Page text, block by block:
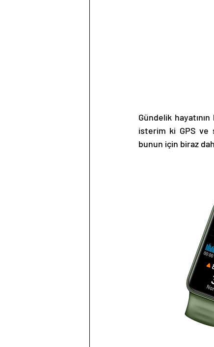
Gündelik
isterim ki GPS ve
bunun için biraz